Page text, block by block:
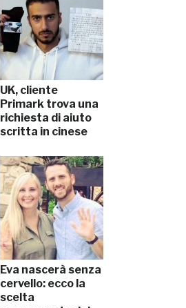
UK, cliente
Primark trova una
richiesta di aiuto
scritta in cinese
Eva nascerà senza
cervello: ecco la
scelta